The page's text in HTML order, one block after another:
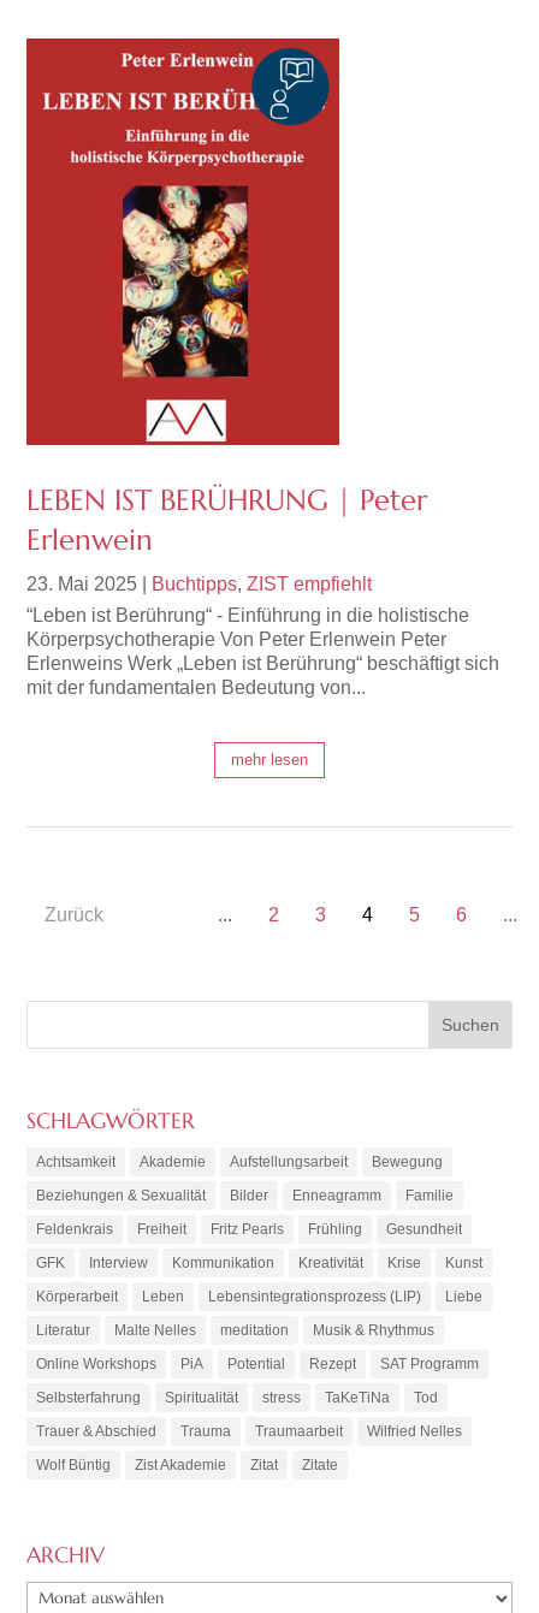
LEBEN IST BERÜHRUNG | Peter
Erlenwein
23. Mai 2025 Buchtipps,ZIST empfiehlt
“Leben ist Berührung“ - Einführung in die holistische
Körperpsychotherapie Von Peter Erlenwein Peter
Erlenweins Werk „Leben ist Berührung“ beschäftigt sich
mit der fundamentalen Bedeutung von...
mehr lesen
Zurück ... 2 3 4 5 6 ...
SCHLAGWÖRTER
Achtsamkeit Akademie Aufstellungsarbeit
Bewegung
Beziehungen & Sexualität
Bilder Enneagramm
Familie
Feldenkrais
Freiheit Fritz Pearls Frühling
Gesundheit
GFK
Interview Kommunikation Kreativität Krise
Kunst
Körperarbeit
Leben Lebensintegrationsprozess (LIP)
Liebe
Literatur
Malte Nelles meditation
Musik & Rhythmus
Online Workshops
PiA Potential Rezept
SAT Programm
Selbsterfahrung
Spiritualität stress TaKeTiNa
Tod
Trauer & Abschied
Trauma Traumaarbeit
Wilfried Nelles
Wolf Büntig
Zist Akademie Zitat Zitate
ARCHIV
ARCHIV